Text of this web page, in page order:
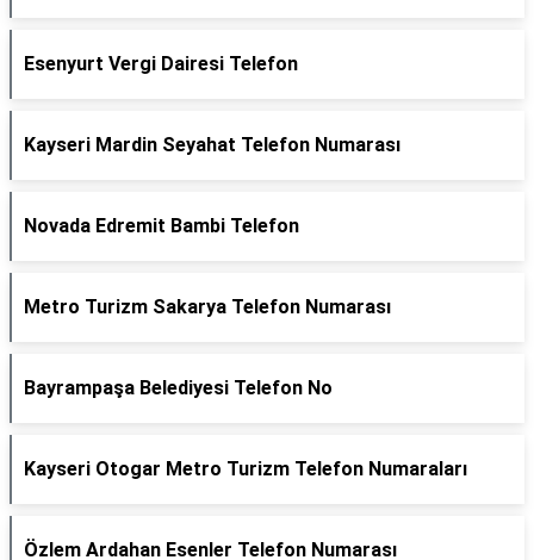
Esenyurt Vergi Dairesi Telefon
Kayseri Mardin Seyahat Telefon Numarası
Novada Edremit Bambi Telefon
Metro Turizm Sakarya Telefon Numarası
Bayrampaşa Belediyesi Telefon No
Kayseri Otogar Metro Turizm Telefon Numaraları
Özlem Ardahan Esenler Telefon Numarası